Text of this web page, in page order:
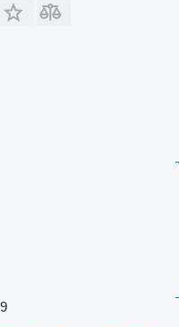
9